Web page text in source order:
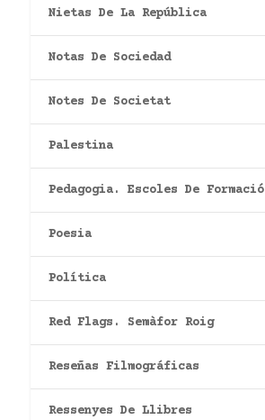
Nietas De La República
Notas De Sociedad
Notes De Societat
Palestina
Pedagogia. Escoles De Formació
Poesia
Política
Red Flags. Semàfor Roig
Reseñas Filmográficas
Ressenyes De Llibres